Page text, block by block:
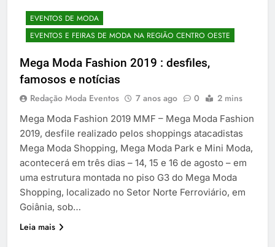
EVENTOS DE MODA
EVENTOS E FEIRAS DE MODA NA REGIÃO CENTRO OESTE
Mega Moda Fashion 2019 : desfiles,
famosos e notícias
Redação Moda Eventos 7 anos ago 0 2 mins
Mega Moda Fashion 2019 MMF – Mega Moda Fashion
2019, desfile realizado pelos shoppings atacadistas
Mega Moda Shopping, Mega Moda Park e Mini Moda,
acontecerá em três dias – 14, 15 e 16 de agosto – em
uma estrutura montada no piso G3 do Mega Moda
Shopping, localizado no Setor Norte Ferroviário, em
Goiânia, sob…
Leia mais